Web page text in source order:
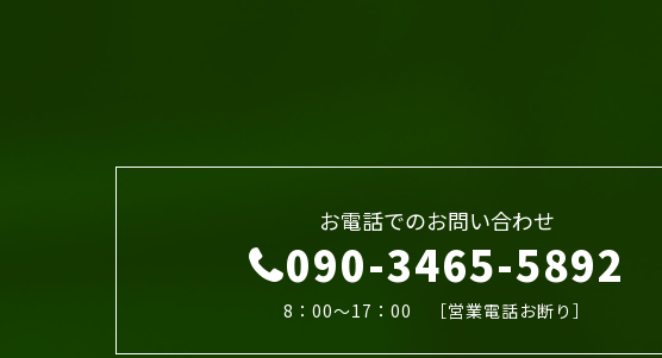
お電話でのお問い合わせ
090-3465-5892
8：00～17：00 ［営業電話お断り］